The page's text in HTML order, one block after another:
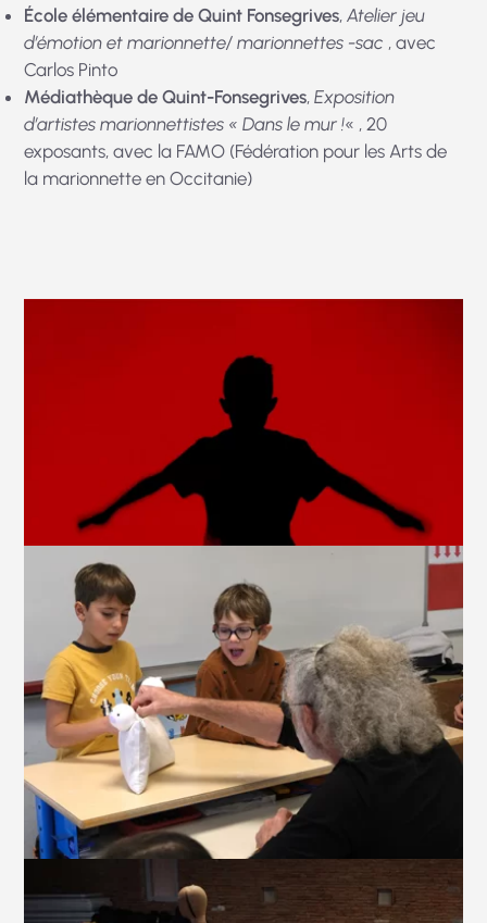
École élémentaire de Quint Fonsegrives,Atelier jeu
d’émotion et marionnette/ marionnettes -sac , avec
Carlos Pinto
Médiathèque de Quint-Fonsegrives,Exposition
d’artistes marionnettistes « Dans le mur !« , 20
exposants, avec la FAMO (Fédération pour les Arts de
la marionnette en Occitanie)